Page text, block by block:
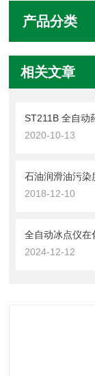
产品分类
相关文章
ST211B 全自动
2020-10-13
石油润滑油污染
2018-12-10
全自动冰点仪在
2024-12-12